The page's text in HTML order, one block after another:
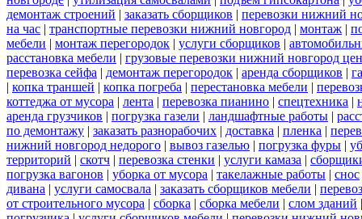
демонтаж строений | заказать сборщиков | перевозки нижний
на час | транспортные перевозки нижний новгород | монтаж |
мебели | монтаж перегородок | услуги сборщиков |
расстановка мебели | грузовые перевозки нижний новгород
перевозка сейфа | демонтаж перегородок | аренда сборщиков |
| копка траншей | копка погреба | перестановка мебели |
коттеджа от мусора | лента | перевозка пианино | спецтехника |
аренда грузчиков | погрузка газели | ландшафтные работы |
по демонтажу | заказать разнорабочих | доставка | пленка |
нижний новгород недорого | вывоз газелью | погрузка фуры |
территорий | скотч | перевозка стенки | услуги камаза |
погрузка вагонов | уборка от мусора | такелажные работы | снос
дивана | услуги самосвала | заказать сборщиков мебели |
от строительного мусора | сборка | сборка мебели | слом зданий